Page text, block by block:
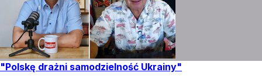
"Polskę drażni samodzielność Ukrainy"